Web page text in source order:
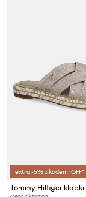
extra -5% z kodem: OFF*